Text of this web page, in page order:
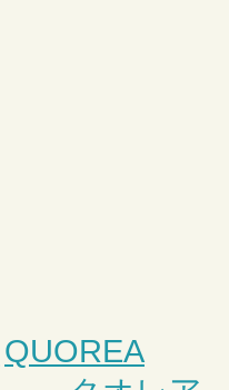
QUOREA